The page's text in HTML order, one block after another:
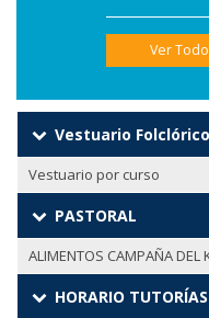
Ver
Vestuario
Vestuario por curso
PASTORAL
ALIMENTOS CAMPAÑA DEL
HORARIO